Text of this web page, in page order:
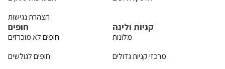
הצהרת נגישות
חופים
חופים לא מוכרזים
חופים לגולשים
קניות ולינה
מלונות
מרכזי קניות גדולים